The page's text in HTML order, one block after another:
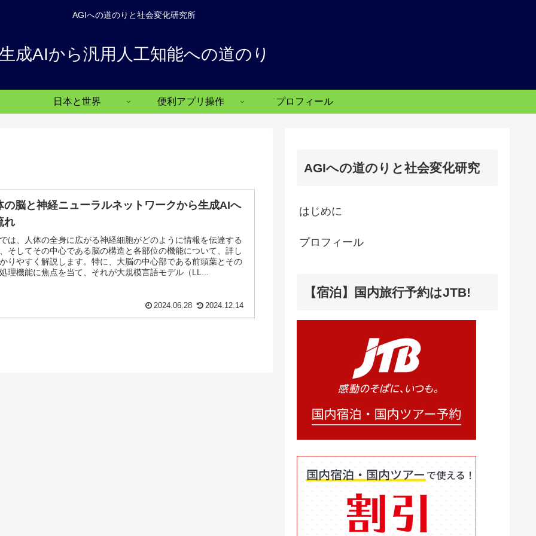
AGIへの道のりと社会変化研究所
成AIから汎用人工知能への道のり
日本と世界 便利アプリ操作 プロフィール
の脳と神経ニューラルネットワークから生成AIへ
れ
は、人体の全身に広がる神経細胞がどのように情報を伝達する
そしてその中心である脳の構造と各部位の機能について、詳し
りやすく解説します。特に、大脳の中心部である前頭葉とその
理機能に焦点を当て、それが大規模言語モデル（LL...
2024.06.28 2024.12.14
AGIへの道のりと社会変化研究
はじめに
プロフィール
【宿泊】国内旅行予約はJTB!